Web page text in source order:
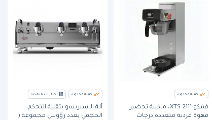
كمية محدودة
فيتكو 2111 XTS، ماكينة تحضير
قهوة فردية متعددة درجات
كمية محدودة خيارات متعددة
آلة الاسبريسو بتقنية التحكم
الحجمي بعدد رؤوس مجموعة (